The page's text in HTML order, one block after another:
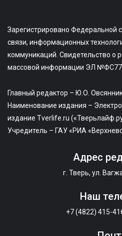
Зарегистрировано Федеральной
связи, информационных
коммуникаций. Свидетельство о
массовой информации ЭЛ №ФС77-
Главный редактор – Ю.О.
Наименование издания –
издание Tverlife.ru
Учредитель – ГАУ «РИА
Адрес
г. Тверь, ул.
Наш
+7 (4822) 415-